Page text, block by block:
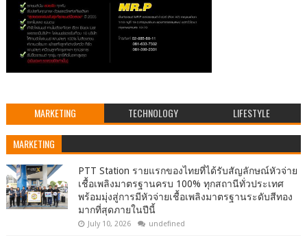
MARKETING TECHNOLOGY LIFESTYLE
MARKETING
PTT Station รายแรกของไทยที่ได้รับสัญลักษณ์หัวจ่าย
เชื้อเพลิงมาตรฐานครบ 100% ทุกสถานีทั่วประเทศ
พร้อมมุ่งสู่การมีหัวจ่ายเชื้อเพลิงมาตรฐานระดับสีทอง
มากที่สุดภายในปีนี้
July 10, 2026 undefined